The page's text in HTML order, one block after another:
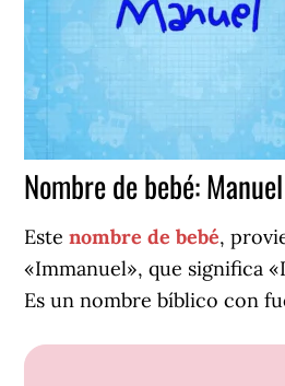
Nombre de bebé: Manuel
Estenombre de bebé,
«Immanuel», que significa
Es un nombre bíblico con